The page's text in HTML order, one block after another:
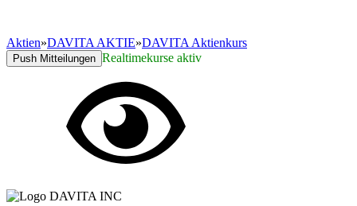
Aktien»DAVITA AKTIE»DAVITA Aktienkurs
Push Mitteilungen Realtimekurse aktiv